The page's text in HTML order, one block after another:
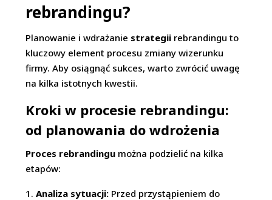
rebrandingu?
Planowanie i wdrażanie strategii rebrandingu to
kluczowy element procesu zmiany wizerunku
firmy. Aby osiągnąć sukces, warto zwrócić uwagę
na kilka istotnych kwestii.
Kroki w procesie rebrandingu:
od planowania do wdrożenia
Proces rebrandingu można podzielić na kilka
etapów:
Analiza sytuacji: Przed przystąpieniem do